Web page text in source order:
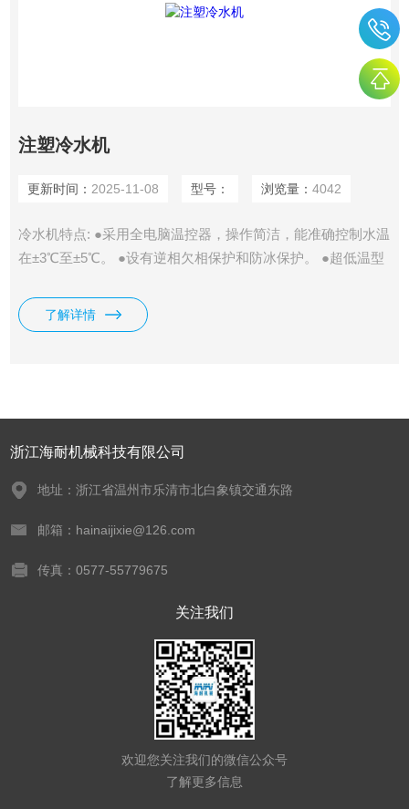
注塑冷水机
更新时间： 2025-11-08 型号： 浏览量： 4042
冷水机特点: ●采用全电脑温控器，操作简洁，能准确控制水温
在±3℃至±5℃。 ●设有逆相欠相保护和防冰保护。 ●超低温型
果好。 ●内置304不锈钢保温水箱，经久耐用，清洗方便。 ●
具有电流过载保护、高低压制及电子时间延迟等完备的安全保
了解详情
浙江海耐机械科技有限公司
地址：浙江省温州市乐清市北白象镇交通东路
邮箱：hainaijixie@126.com
传真：0577-55779675
关注我们
欢迎您关注我们的微信公众号
了解更多信息